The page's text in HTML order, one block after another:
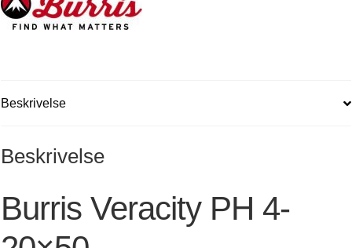
Beskrivelse
Beskrivelse
Burris Veracity PH 4-